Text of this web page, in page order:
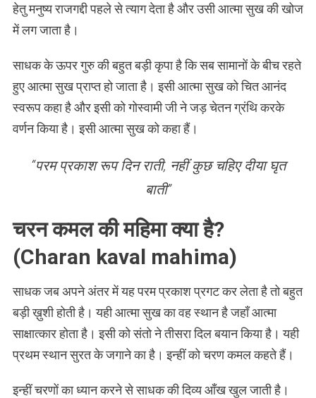
हेतु मनुष्य राजगद्दी पहले से त्याग देता है और उसी आत्मा सुख की खोज
में लग जाता है।
साधक के ऊपर गुरु की बहुत बड़ी कृपा है कि सब सामानों के बीच रहते
हुए आत्मा सुख प्राप्त हो जाता है। इसी आत्मा सुख को चित आनंद
स्वरूप कहा है और इसी को गोस्वामी जी ने जड़ चेतन ग्रंथि करके
वर्णन किया है। इसी आत्मा सुख को कहा हैं।
“परम प्रकाश रूप दिन राती, नहीं कुछ चहिए दीया घृत
बाती”
चरन कमल की महिमा क्या है?
(Charan kaval mahima)
साधक जब अपने अंतर में यह परम प्रकाश प्रगट कर लेता है तो बहुत
बड़ी ख़ुशी होती है। यही आत्मा सुख का वह स्थान है जहाँ आत्मा
साक्षात्कार होता है। इसी को संतो ने तीसरा दिल बयान किया है। यही
प्रथम स्थान सुरत के जगाने का है। इन्हीं को चरण कमल कहते हैं।
इन्हीं चरणों का ध्यान करने से साधक की दिव्य आँख खुल जाती है।